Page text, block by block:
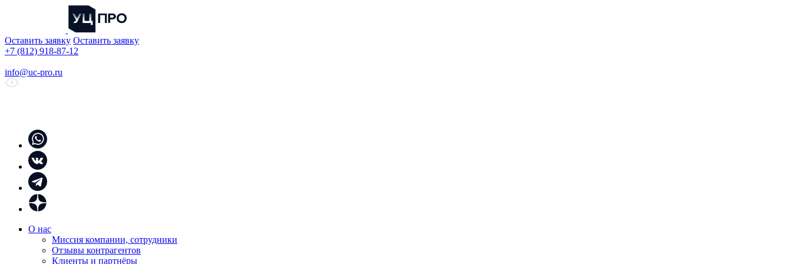
Оставить заявку Оставить заявку
+7 (812) 918-87-12
info@uc-pro.ru
О нас
Миссия компании, сотрудники
Отзывы контрагентов
Клиенты и партнёры